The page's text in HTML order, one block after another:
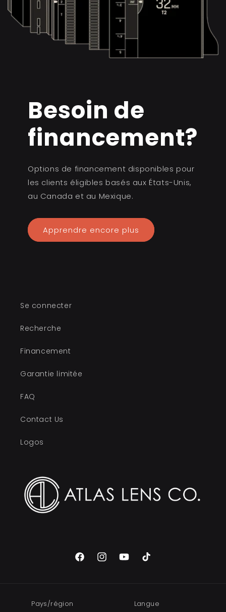
Besoin de
financement?
Options de financement disponibles pour
les clients éligibles basés aux États-Unis,
au Canada et au Mexique.
Apprendre encore plus
Se connecter
Recherche
Financement
Garantie limitée
FAQ
Contact Us
Logos
FacebookInstagramYouTubeTikTok
Pays/région Langue